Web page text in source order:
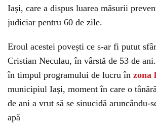
Iași, care a dispus luarea măsurii
judiciar pentru 60 de zile.
Eroul acestei povești ce s-ar fi putut
Cristian Neculau, în vârstă de 53 de
în timpul programului de lucru în zona
municipiul Iași, moment în care o
de ani a vrut să se sinucidă aruncându-
apă